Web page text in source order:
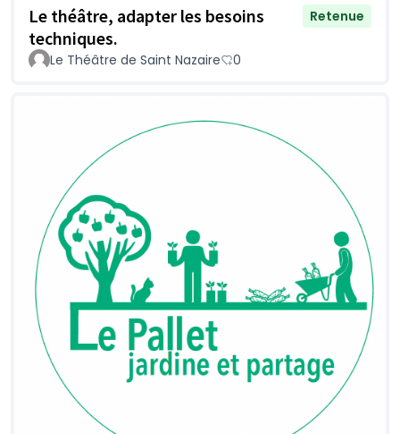
Le théâtre, adapter les besoins
techniques.
Retenue
Le Théâtre de Saint Nazaire 0